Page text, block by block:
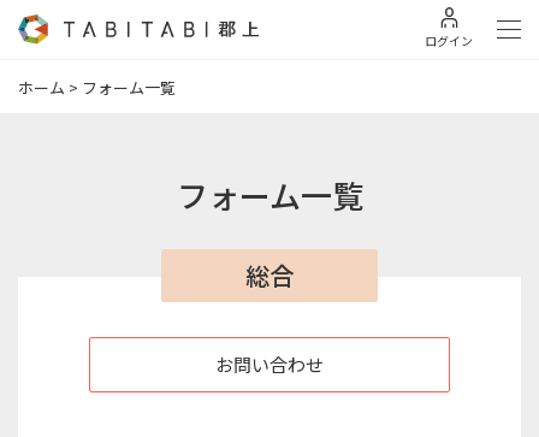
ログイン
ホーム > フォーム一覧
フォーム一覧
総合
お問い合わせ